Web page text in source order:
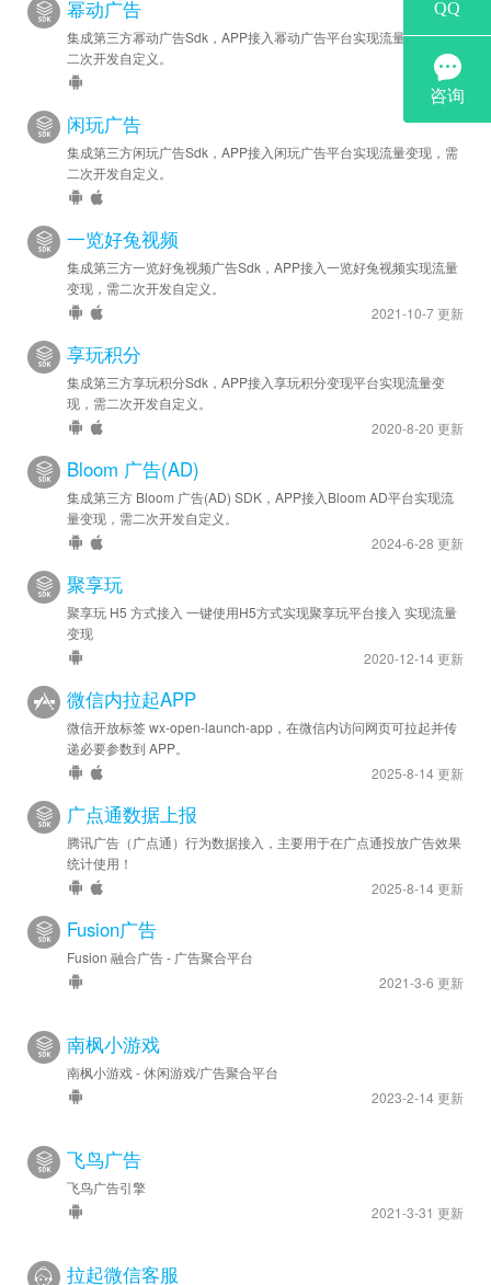
幂动广告
集成第三方幂动广告Sdk，APP接入幂动广告平台实现流量变现，需
二次开发自定义。
闲玩广告
集成第三方闲玩广告Sdk，APP接入闲玩广告平台实现流量变现，需
二次开发自定义。
一览好兔视频
集成第三方一览好兔视频广告Sdk，APP接入一览好兔视频实现流量
变现，需二次开发自定义。
2021-10-7 更新
享玩积分
集成第三方享玩积分Sdk，APP接入享玩积分变现平台实现流量变
现，需二次开发自定义。
2020-8-20 更新
Bloom 广告(AD)
集成第三方 Bloom 广告(AD) SDK，APP接入Bloom AD平台实现流
量变现，需二次开发自定义。
2024-6-28 更新
聚享玩
聚享玩 H5 方式接入 一键使用H5方式实现聚享玩平台接入 实现流量
变现
2020-12-14 更新
微信内拉起APP
微信开放标签 wx-open-launch-app，在微信内访问网页可拉起并传
递必要参数到 APP。
2025-8-14 更新
广点通数据上报
腾讯广告（广点通）行为数据接入，主要用于在广点通投放广告效果
统计使用！
2025-8-14 更新
Fusion广告
Fusion 融合广告 - 广告聚合平台
2021-3-6 更新
南枫小游戏
南枫小游戏 - 休闲游戏/广告聚合平台
2023-2-14 更新
飞鸟广告
飞鸟广告引擎
2021-3-31 更新
拉起微信客服